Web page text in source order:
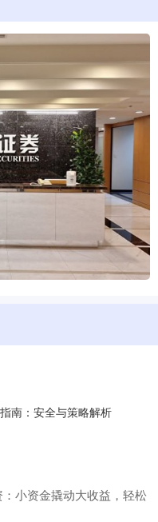
南：安全与策略解析
小资金撬动大收益，轻松